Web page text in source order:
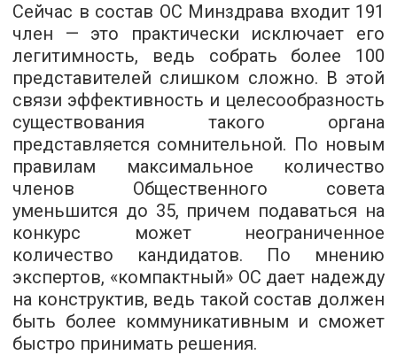
Сейчас в состав ОС Минздрава входит 191
член — это практически исключает его
легитимность, ведь собрать более 100
представителей слишком сложно. В этой
связи эффективность и целесообразность
существования такого органа
представляется сомнительной. По новым
правилам максимальное количество
членов Общественного совета
уменьшится до 35, причем подаваться на
конкурс может неограниченное
количество кандидатов. По мнению
экспертов, «компактный» ОС дает надежду
на конструктив, ведь такой состав должен
быть более коммуникативным и сможет
быстро принимать решения.